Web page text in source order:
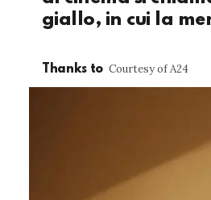
giallo, in cui la
Thanks to Courtesy of A24